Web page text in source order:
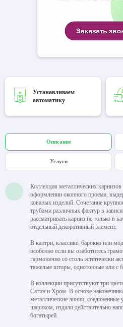
Устанавливаем
автоматику
Описание
Услуги
Коллекция металлических
оформлении оконного проема,
кованых изделий. Сочетание
трубами различных фактур в
рассматривать карниз не только в
отдельный декоративный элемент.
В кантри, классике, барокко или
особенно если вы озаботитесь
гармонично со столь эстетически
тяжелые шторы, однотонные или с
В коллекции присутствуют три
Сатин и Хром. В основе
металлические линии,
шариком, издали действительно
богатырей.